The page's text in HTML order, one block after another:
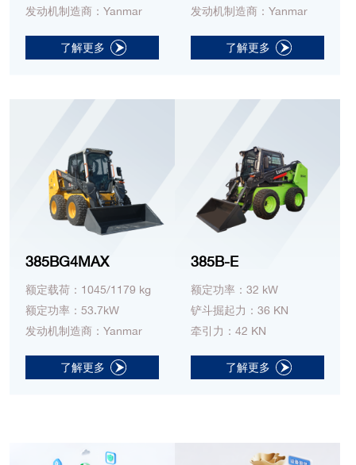
发动机制造商：Yanmar
了解更多
发动机制造商：Yanmar
了解更多
385BG4MAX
额定载荷：1045/1179 kg
额定功率：53.7kW
发动机制造商：Yanmar
了解更多
385B-E
额定功率：32 kW
铲斗掘起力：36 KN
牵引力：42 KN
了解更多